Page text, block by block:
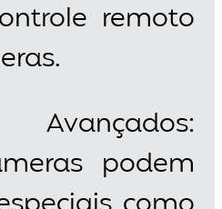
remoto
podem